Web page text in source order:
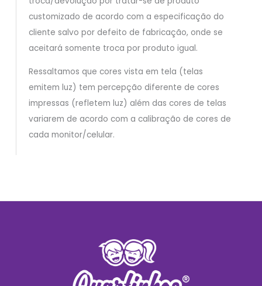
customizado de acordo com a especificação do
cliente salvo por defeito de fabricação, onde se
aceitará somente troca por produto igual.
Ressaltamos que cores vista em tela (telas
emitem luz) tem percepção diferente de cores
impressas (refletem luz) além das cores de telas
variarem de acordo com a calibração de cores de
cada monitor/celular.